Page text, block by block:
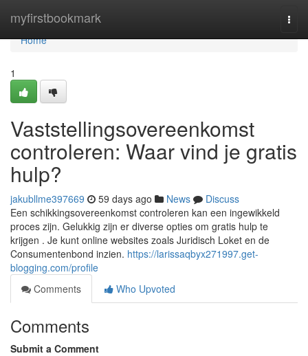
myfirstbookmark
Home
Home
1
Vaststellingsovereenkomst
controleren: Waar vind je gratis
hulp?
jakubllme397669 59 days ago News
Discuss
Een schikkingsovereenkomst controleren kan een ingewikkeld
proces zijn. Gelukkig zijn er diverse opties om gratis hulp te
krijgen . Je kunt online websites zoals Juridisch Loket en de
Consumentenbond inzien. https://larissaqbyx271997.get-
blogging.com/profile
Comments
Who Upvoted
Comments
Submit a Comment